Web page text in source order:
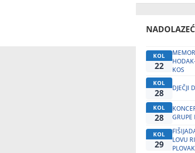
KOL
22
KOS
KOL
28 DJEČJI
KOL
28
GRUPE
KOL
29
LOVU
PLOVAK